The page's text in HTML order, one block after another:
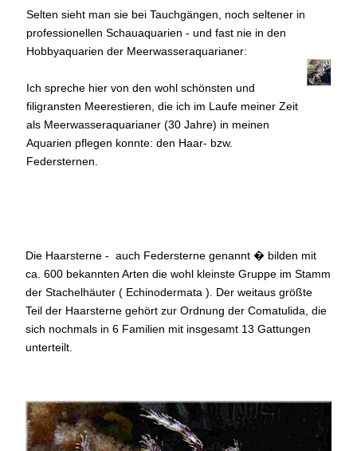
Selten sieht man sie bei Tauchgängen, noch seltener in
professionellen Schauaquarien - und fast nie in den
Hobbyaquarien der Meerwasseraquarianer:
Ich spreche hier von den wohl schönsten und
filigransten Meerestieren, die ich im Laufe meiner Zeit
als Meerwasseraquarianer (30 Jahre) in meinen
Aquarien pflegen konnte: den Haar- bzw.
Federsternen.
Die Haarsterne - auch Federsterne genannt � bilden mit
ca. 600 bekannten Arten die wohl kleinste Gruppe im Stamm
der Stachelhäuter ( Echinodermata ). Der weitaus größte
Teil der Haarsterne gehört zur Ordnung der Comatulida, die
sich nochmals in 6 Familien mit insgesamt 13 Gattungen
unterteilt.